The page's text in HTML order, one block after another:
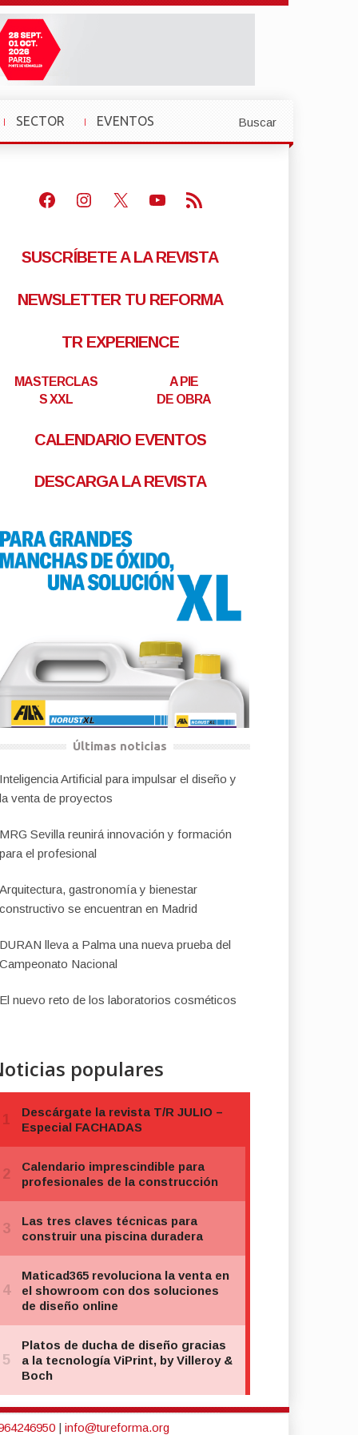
SECTOR
»
EVENTOS
»
Buscar
Facebook
Instagram
X Youtube
Feed RSS
SUSCRÍBETE A LA REVISTA
NEWSLETTER TU REFORMA
TR EXPERIENCE
MASTERCLAS
S XXL
A PIE
DE OBRA
CALENDARIO EVENTOS
DESCARGA LA REVISTA
Últimas noticias
Inteligencia Artificial para impulsar el diseño y
la venta de proyectos
MRG Sevilla reunirá innovación y formación
para el profesional
Arquitectura, gastronomía y bienestar
constructivo se encuentran en Madrid
DURAN lleva a Palma una nueva prueba del
Campeonato Nacional
El nuevo reto de los laboratorios cosméticos
populares
| info@tureforma.org